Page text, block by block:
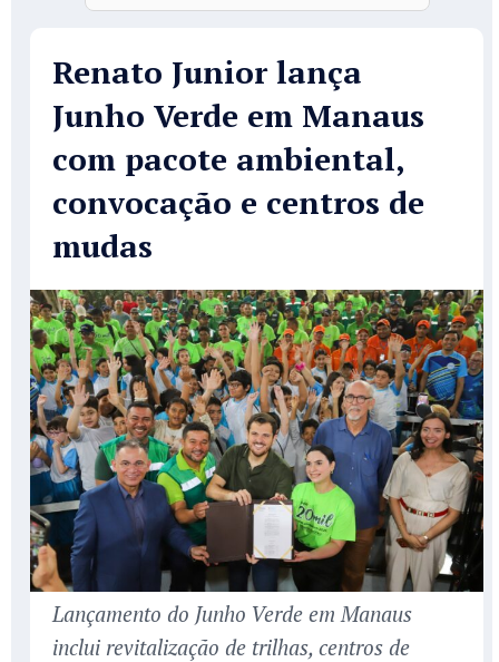
Renato Junior lança
Junho Verde em Manaus
com pacote ambiental,
convocação e centros de
mudas
Lançamento do Junho Verde em Manaus
inclui revitalização de trilhas, centros de